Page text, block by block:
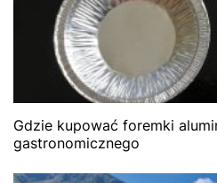
Gdzie kupować foremki
gastronomicznego